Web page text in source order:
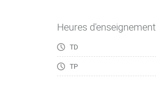
Heures d'enseignement
TD
TP